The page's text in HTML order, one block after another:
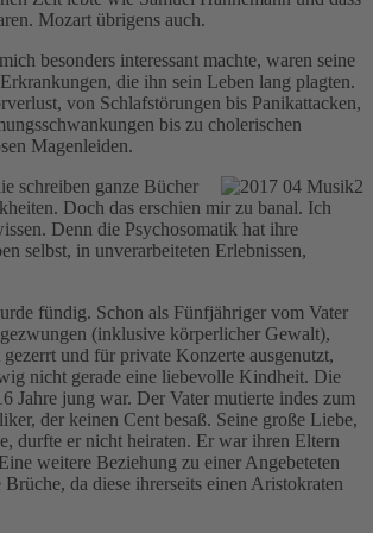
Mozart übrigens auch.
besonders interessant machte, waren seine
die ihn sein Leben lang plagten.
von Schlafstörungen bis Panikattacken,
bis zu cholerischen
Magenleiden.
schreiben ganze Bücher
Doch das erschien mir zu banal. Ich
Denn die Psychosomatik hat ihre
selbst, in unverarbeiteten Erlebnissen,
fündig. Schon als Fünfjähriger vom Vater
(inklusive körperlicher Gewalt),
gezerrt und für private Konzerte ausgenutzt,
nicht gerade eine liebevolle Kindheit. Die
Jahre jung war. Der Vater mutierte indes zum
der keinen Cent besaß. Seine große Liebe,
durfte er nicht heiraten. Er war ihren Eltern
weitere Beziehung zu einer Angebeteten
da diese ihrerseits einen Aristokraten